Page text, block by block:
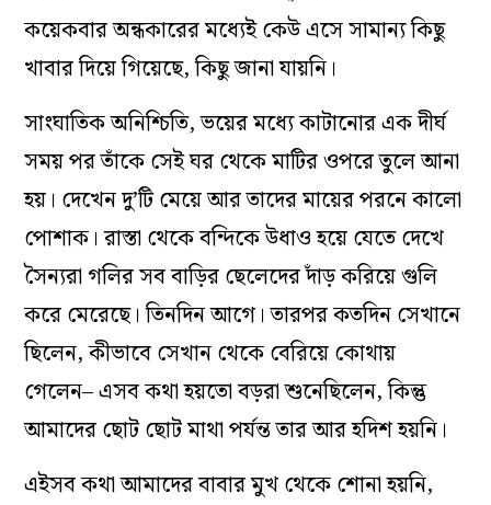
কয়েকবার অন্ধকারের মধ্যেই কেউ এসে সামান্য কিছু
খাবার দিয়ে গিয়েছে, কিছু জানা যায়নি।
সাংঘাতিক অনিশ্চিতি, ভয়ের মধ্যে কাটানোর এক দীর্ঘ
সময় পর তাঁকে সেই ঘর থেকে মাটির ওপরে তুলে আনা
হয়। দেখেন দু’টি মেয়ে আর তাদের মায়ের পরনে কালো
পোশাক। রাস্তা থেকে বন্দিকে উধাও হয়ে যেতে দেখে
সৈন্যরা গলির সব বাড়ির ছেলেদের দাঁড় করিয়ে গুলি
করে মেরেছে। তিনদিন আগে। তারপর কতদিন সেখানে
ছিলেন, কীভাবে সেখান থেকে বেরিয়ে কোথায়
গেলেন– এসব কথা হয়তো বড়রা শুনেছিলেন, কিন্তু
আমাদের ছোট ছোট মাথা পর্যন্ত তার আর হদিশ হয়নি।
এইসব কথা আমাদের বাবার মুখ থেকে শোনা হয়নি,